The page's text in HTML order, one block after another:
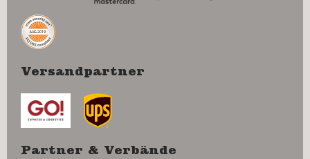
Versandpartner
Partner & Verbände